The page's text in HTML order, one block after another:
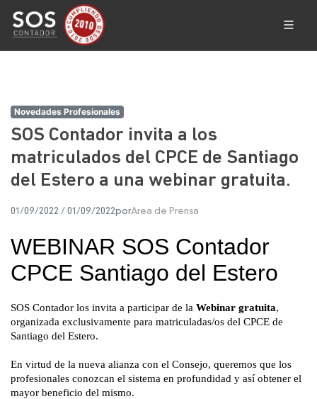
Novedades Profesionales
SOS Contador invita a los
matriculados del CPCE de Santiago
del Estero a una webinar gratuita.
01/09/2022 / 01/09/2022porArea de Prensa